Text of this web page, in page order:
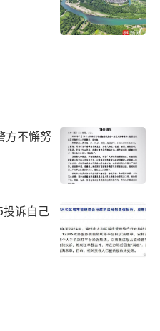
机，等待失而复得的
的参考哦。
之前，我是去过上海
憾她目前拿不到我们
并不生活在闵行区我
过，我相信在大家的
方不懈努
诉自己